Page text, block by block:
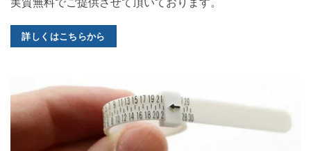
詳しくはこちらから